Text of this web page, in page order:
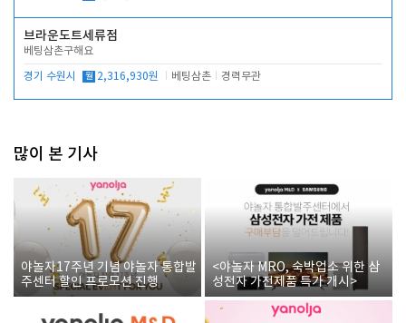
브라운도트세류점
베팅삼촌구해요
경기 수원시 월 2,316,930원 베팅삼촌 경력무관
많이 본 기사
야놀자17주년 기념 야놀자 통합발
주센터 할인 프로모션 진행
<야놀자 MRO, 숙박업소 위한 삼
성전자 가전제품 특가 개시>